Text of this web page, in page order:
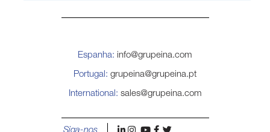
Espanha: info@grupeina.com
Portugal: grupeina@grupeina.pt
International: sales@grupeina.com
Siga-nos l i y f t